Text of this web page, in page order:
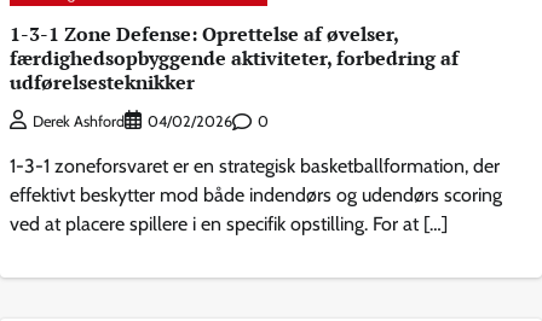
1-3-1 Zone Defense: Oprettelse af øvelser,
færdighedsopbyggende aktiviteter, forbedring af
udførelsesteknikker
Derek Ashford 04/02/2026 0
1-3-1 zoneforsvaret er en strategisk basketballformation, der
effektivt beskytter mod både indendørs og udendørs scoring
ved at placere spillere i en specifik opstilling. For at […]